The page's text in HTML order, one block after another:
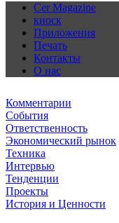
Cer Magazine
киоск
Приложения
Печать
Контакты
О нас
Комментарии
События
Ответственность
Экономический рынок
Техника
Интервью
Тенденции
Проекты
История и Ценности